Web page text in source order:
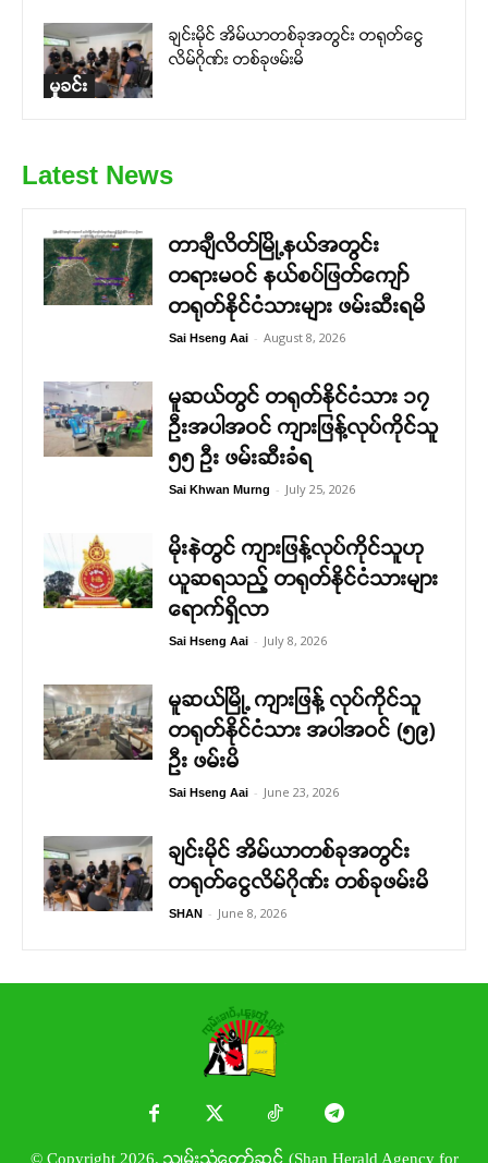
မှုခင်း
ချင်းမိုင် အိမ်ယာတစ်ခုအတွင်း တရုတ်ငွေ
လိမ်ဂိုဏ်း တစ်ခုဖမ်းမိ
Latest News
တာချီလိတ်မြို့နယ်အတွင်း
တရားမဝင် နယ်စပ်ဖြတ်ကျော်
တရုတ်နိုင်ငံသားများ ဖမ်းဆီးရမိ
Sai Hseng Aai - August 8, 2026
မူဆယ်တွင် တရုတ်နိုင်ငံသား ၁၇
ဦးအပါအဝင် ကျားဖြန့်လုပ်ကိုင်သူ
၅၅ ဦး ဖမ်းဆီးခံရ
Sai Khwan Murng - July 25, 2026
မိုးနဲတွင် ကျားဖြန့်လုပ်ကိုင်သူဟု
ယူဆရသည့် တရုတ်နိုင်ငံသားများ
ရောက်ရှိလာ
Sai Hseng Aai - July 8, 2026
မူဆယ်မြို့ ကျားဖြန့် လုပ်ကိုင်သူ
တရုတ်နိုင်ငံသား အပါအဝင် (၅၉)
ဦး ဖမ်းမိ
Sai Hseng Aai - June 23, 2026
ချင်းမိုင် အိမ်ယာတစ်ခုအတွင်း
တရုတ်ငွေလိမ်ဂိုဏ်း တစ်ခုဖမ်းမိ
SHAN - June 8, 2026
© Copyright 2026. သျှမ်းသံတော်ဆင့် (Shan Herald Agency for